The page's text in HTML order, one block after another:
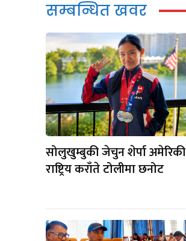
सम्बन्धित खवर
सोलुखुम्बुकी जेचुन शेर्पा अमेरिकी
राष्ट्रिय कराँते टोलीमा छनोट